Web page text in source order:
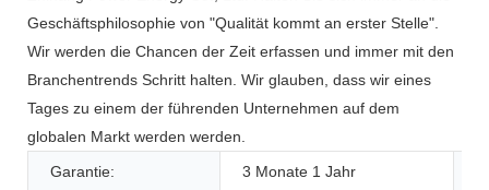
Geschäftsphilosophie von "Qualität kommt an erster Stelle".
Wir werden die Chancen der Zeit erfassen und immer mit den
Branchentrends Schritt halten. Wir glauben, dass wir eines
Tages zu einem der führenden Unternehmen auf dem
globalen Markt werden werden.
Garantie:
3 Monate 1 Jahr